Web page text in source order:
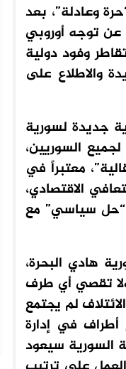
وعادلة”، بعد
عن توجه أوروبي
وفود دولية
والاطلاع على
جديدة لسورية
السوريين،
معتبراً في
الاقتصادي،
“حل سياسي” مع
هادي البحرة،
ولا تقصي أي طرف
لم يجتمع
في إدارة
السورية سيعود